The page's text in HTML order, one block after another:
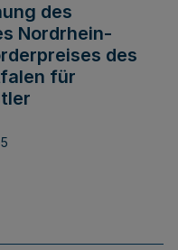
des
Nordrhein-
des
für